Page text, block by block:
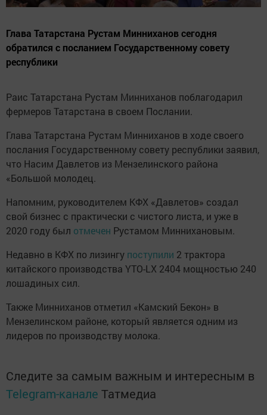
Глава Татарстана Рустам Минниханов сегодня
обратился с посланием Государственному совету
республики
Раис Татарстана Рустам Минниханов поблагодарил
фермеров Татарстана в своем Послании.
Глава Татарстана Рустам Минниханов в ходе своего
послания Государственному совету республики заявил,
что Насим Давлетов из Мензелинского района
«Большой молодец.
Напомним, руководителем КФХ «Давлетов» создал
свой бизнес с практически с чистого листа, и уже в
2020 году был отмечен Рустамом Миннихановым.
Недавно в КФХ по лизингу поступили 2 трактора
китайского производства YTO-LX 2404 мощностью 240
лошадиных сил.
Также Минниханов отметил «Камский Бекон» в
Мензелинском районе, который является одним из
лидеров по производству молока.
Следите за самым важным и интересным в
Telegram-канале Татмедиа